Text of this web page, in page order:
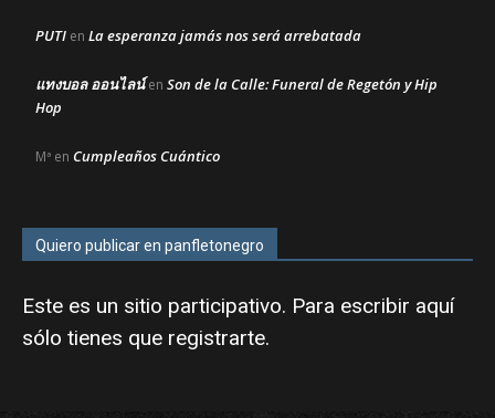
PUTI en La esperanza jamás nos será arrebatada
แทงบอล ออนไลน์en Son de la Calle: Funeral de Regetón y Hip
Hop
Mª en Cumpleaños Cuántico
Quiero publicar en panfletonegro
Este es un sitio participativo. Para escribir aquí
sólo tienes que registrarte.